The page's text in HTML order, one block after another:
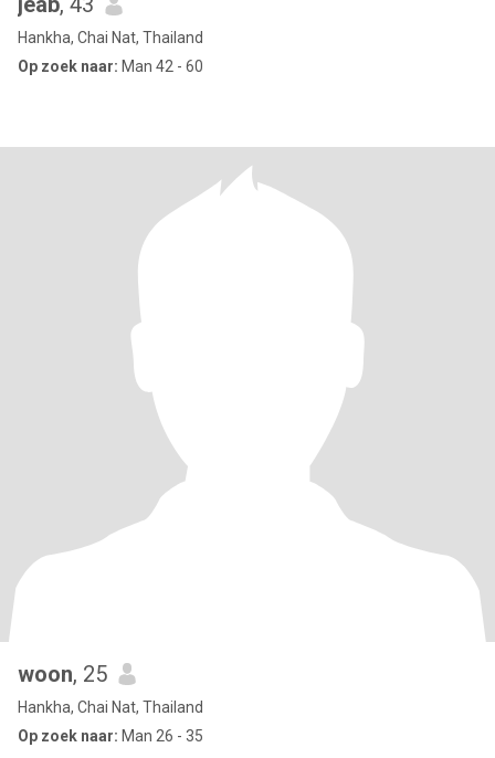
Hankha, Chai Nat, Thailand
Op zoek naar: Man 42 - 60
woon, 25
Hankha, Chai Nat, Thailand
Op zoek naar: Man 26 - 35